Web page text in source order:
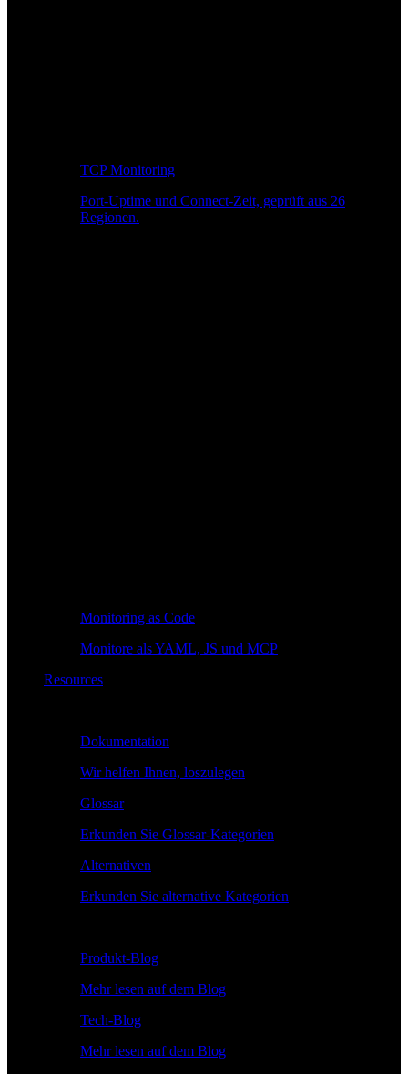
TCP Monitoring
Port-Uptime und Connect-Zeit, geprüft aus 26
Regionen.
Monitoring as Code
Monitore als YAML, JS und MCP
Resources
Dokumentation
Wir helfen Ihnen, loszulegen
Glossar
Erkunden Sie Glossar-Kategorien
Alternativen
Erkunden Sie alternative Kategorien
Produkt-Blog
Mehr lesen auf dem Blog
Tech-Blog
Mehr lesen auf dem Blog